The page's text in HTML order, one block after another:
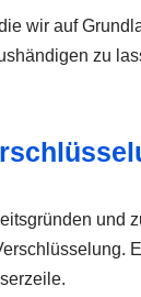
wir auf
zu
und